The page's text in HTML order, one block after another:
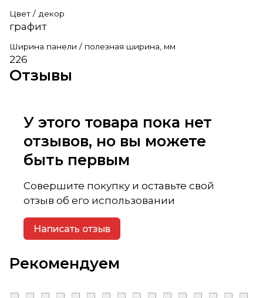
Цвет / декор
графит
Ширина панели / полезная ширина, мм
226
Отзывы
У этого товара пока нет
отзывов, но вы можете
быть первым
Совершите покупку и оставьте свой
отзыв об его использовании
Написать отзыв
Рекомендуем